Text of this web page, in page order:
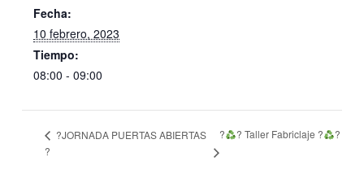
Fecha:
10 febrero, 2023
Tiempo:
08:00 - 09:00
?JORNADA PUERTAS ABIERTAS
?
? ? Taller Fabriclaje ? ?